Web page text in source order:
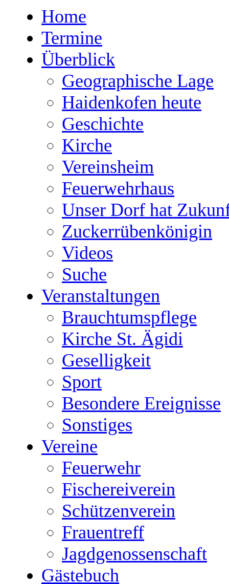
Home
Termine
Überblick
Geographische Lage
Haidenkofen heute
Geschichte
Kirche
Vereinsheim
Feuerwehrhaus
Unser Dorf hat
Zuckerrübenkönigin
Videos
Suche
Veranstaltungen
Brauchtumspflege
Kirche St. Ägidi
Geselligkeit
Sport
Besondere Ereignisse
Sonstiges
Vereine
Feuerwehr
Fischereiverein
Schützenverein
Frauentreff
Jagdgenossenschaft
Gästebuch